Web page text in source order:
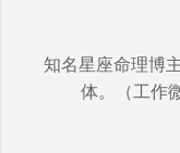
知名星座命理博
体。（工作